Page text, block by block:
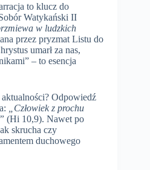
to klucz do
Watykański II
w ludzkich
przez pryzmat Listu do
umarł za nas,
– to esencja
Odpowiedź
„Człowiek z prochu
(Hi 10,9). Nawet po
skrucha czy
duchowego